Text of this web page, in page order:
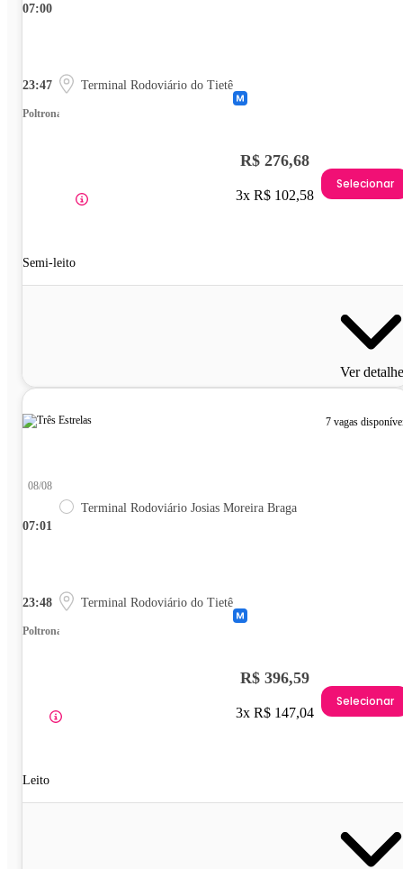
07:00
23:47 Terminal Rodoviário do Tietê
Poltrona
Semi-leito
R$ 276,68
3x R$ 102,58
Selecionar
Ver
7 vagas
07:01
08/08
Terminal Rodoviário Josias Moreira Braga
23:48 Terminal Rodoviário do Tietê
Poltrona
Leito
R$ 396,59
3x R$ 147,04
Selecionar